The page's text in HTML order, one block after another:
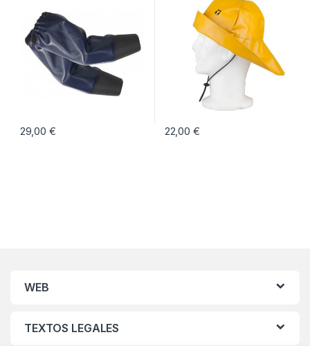
29,00 € 22,00 €
Este producto tiene múltiples
WEB
TEXTOS LEGALES